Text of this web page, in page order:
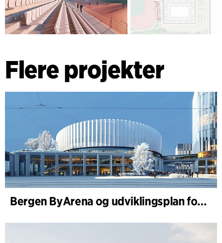
Flere projekter
Bergen ByArena og udviklingsplan for Nygårdstangen